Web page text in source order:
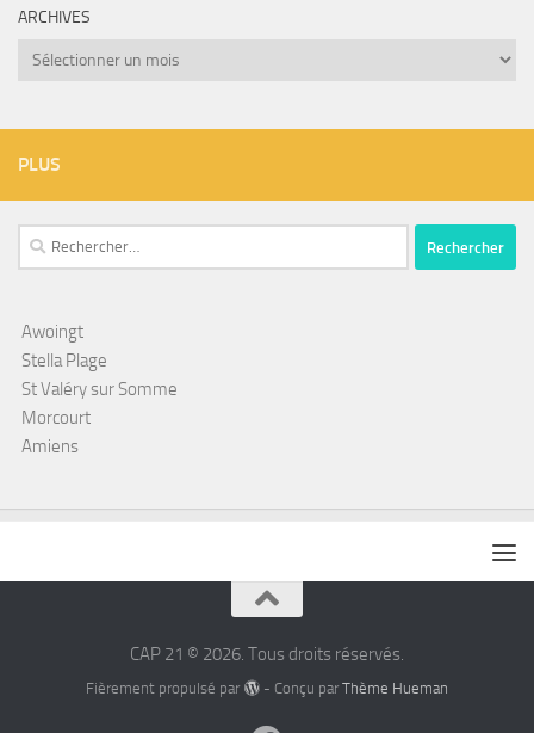
ARCHIVES
Archives
PLUS
Rechercher :
Awoingt
Stella Plage
St Valéry sur Somme
Morcourt
Amiens
CAP 21 © 2026. Tous droits réservés.
Fièrement propulsé par - Conçu par Thème Hueman